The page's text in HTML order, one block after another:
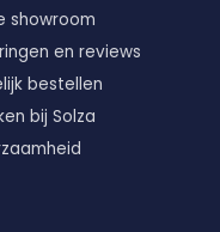
showroom
en reviews
bestellen
bij Solza